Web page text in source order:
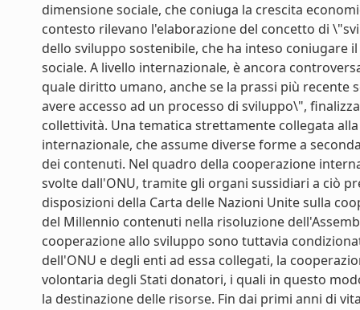
dimensione sociale, che coniuga la crescita
contesto rilevano l'elaborazione del concetto di
dello sviluppo sostenibile, che ha inteso coniugare
sociale. A livello internazionale, è ancora
quale diritto umano, anche se la prassi più
avere accesso ad un processo di sviluppo\",
collettività. Una tematica strettamente collegata
internazionale, che assume diverse forme a
dei contenuti. Nel quadro della cooperazione
svolte dall'ONU, tramite gli organi sussidiari a ciò
disposizioni della Carta delle Nazioni Unite sulla
del Millennio contenuti nella risoluzione
cooperazione allo sviluppo sono tuttavia
dell'ONU e degli enti ad essa collegati, la
volontaria degli Stati donatori, i quali in questo
la destinazione delle risorse. Fin dai primi anni di